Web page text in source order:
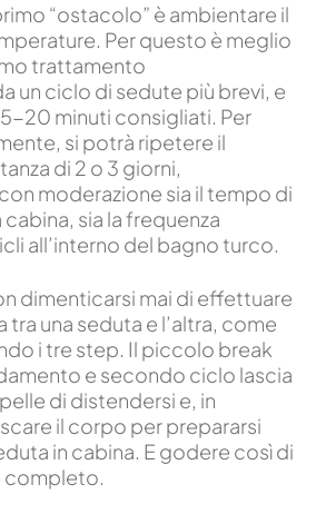
“ostacolo” è ambientare il
Per questo è meglio
trattamento
un ciclo di sedute più brevi, e
20 minuti consigliati. Per
si potrà ripetere il
di 2 o 3 giorni,
moderazione sia il tempo di
sia la frequenza
all’interno del bagno turco.
dimenticarsi mai di effettuare
tra una seduta e l’altra, come
i tre step. Il piccolo break
e secondo ciclo lascia
di distendersi e, in
il corpo per prepararsi
in cabina. E godere così di
completo.